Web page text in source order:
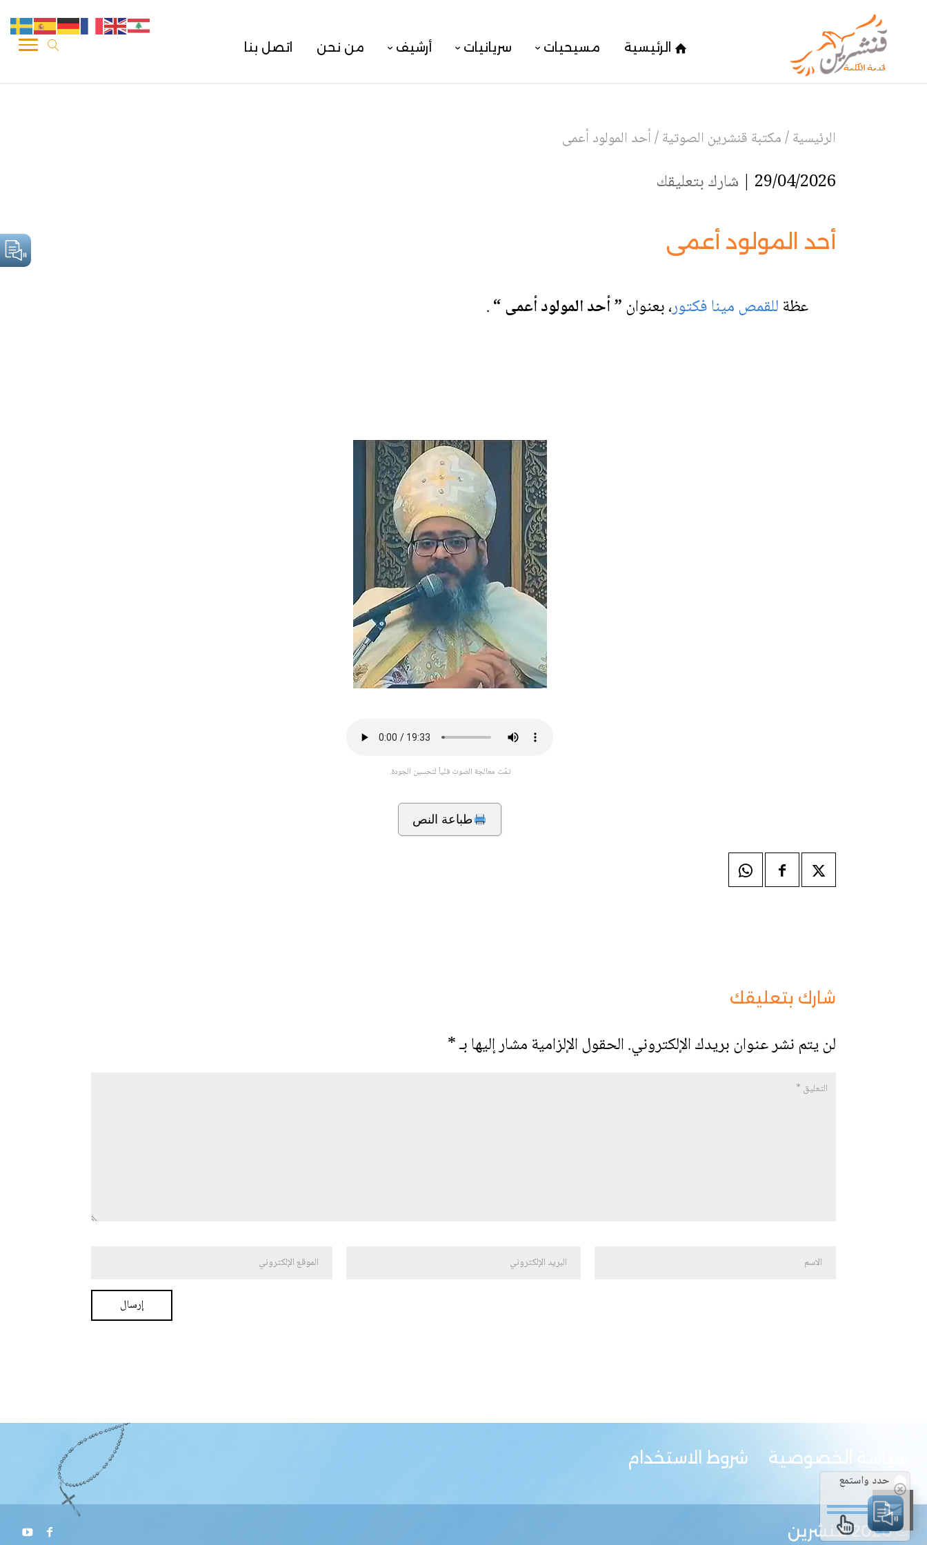
الرئيسية مسيحيات سريانيات أرشيف من نحن اتصل بنا
الرئيسية/مكتبة قنشرين الصوتية/أحد المولود أعمى
29/04/2026 | شارك بتعليقك
أحد المولود أعمى
عظةللقمص مينا فكتور،بعنوان” أحد المولود أعمى “.
تمّت معالجة الصوت فنّياً لتحسين الجودة.
طباعة النص
شارك بتعليقك
لن يتم نشر عنوان بريدك الإلكتروني.الحقول الإلزامية مشار إليها بـ*
سياسة الخصوصية شروط الاستخدام
© 2026 قنشرين
حدد واستمع